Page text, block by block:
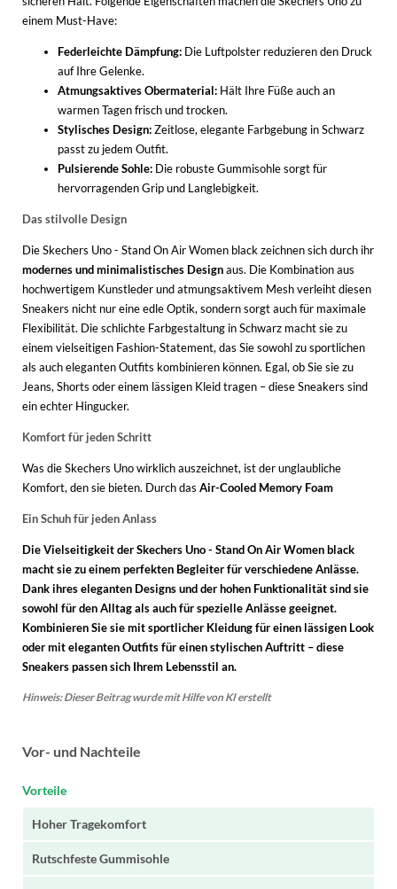
einem Must-Have:
Federleichte Dämpfung: Die Luftpolster reduzieren den Druck
auf Ihre Gelenke.
Atmungsaktives Obermaterial: Hält Ihre Füße auch an
warmen Tagen frisch und trocken.
Stylisches Design:Zeitlose, elegante Farbgebung in Schwarz
passt zu jedem Outfit.
Pulsierende Sohle: Die robuste Gummisohle sorgt für
hervorragenden Grip und Langlebigkeit.
Das stilvolle Design
Die Skechers Uno - Stand On Air Women black zeichnen sich durch ihr
modernes und minimalistisches Designaus. Die Kombination aus
hochwertigem Kunstleder und atmungsaktivem Mesh verleiht diesen
Sneakers nicht nur eine edle Optik, sondern sorgt auch für maximale
Flexibilität. Die schlichte Farbgestaltung in Schwarz macht sie zu
einem vielseitigen Fashion-Statement, das Sie sowohl zu sportlichen
als auch eleganten Outfits kombinieren können. Egal, ob Sie sie zu
Jeans, Shorts oder einem lässigen Kleid tragen – diese Sneakers sind
ein echter Hingucker.
Komfort für jeden Schritt
Was die Skechers Uno wirklich auszeichnet, ist der unglaubliche
Komfort, den sie bieten. Durch das Air-Cooled Memory Foam
Ein Schuh für jeden Anlass
Die Vielseitigkeit der Skechers Uno - Stand On Air Women black
macht sie zu einem perfekten Begleiter für verschiedene Anlässe.
Dank ihres eleganten Designs und der hohen Funktionalität sind sie
sowohl für den Alltag als auch für spezielle Anlässe geeignet.
Kombinieren Sie sie mit sportlicher Kleidung für einen lässigen Look
oder mit eleganten Outfits für einen stylischen Auftritt – diese
Sneakers passen sich Ihrem Lebensstil an.
Hinweis: Dieser Beitrag wurde mit Hilfe von KI erstellt
Vor- und Nachteile
Vorteile
Hoher Tragekomfort
Rutschfeste Gummisohle